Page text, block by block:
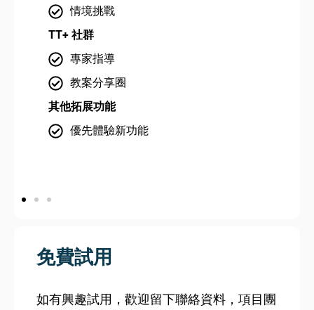
情境挑戰
TT+ 社群
專家指導
教案分享圈
其他拓展功能
優先體驗新功能
免費試用
如有興趣試用，歡迎留下聯絡資料，項目團